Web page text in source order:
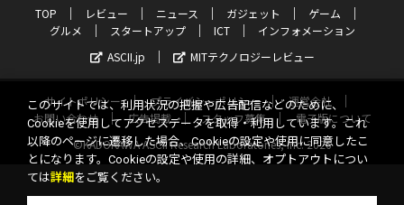
TOP レビュー ニュース ガジェット
ゲーム
グルメ
スタートアップ ICT
インフォメーション
ASCII.jp
MITテクノロジーレビュー
サイトポリシー プライバシーポリシー
運営会社
お問い合わせ
広告掲載 スタッフ募集
電子版について
©KADOKAWA ASCII Research Laboratories, Inc. 2026
このサイトでは、利用状況の把握や広告配信などのために、
Cookieを使用してアクセスデータを取得・利用しています。これ
以降のページに遷移した場合、Cookieの設定や使用に同意したこ
とになります。Cookieの設定や使用の詳細、オプトアウトについ
ては詳細 をご覧ください。